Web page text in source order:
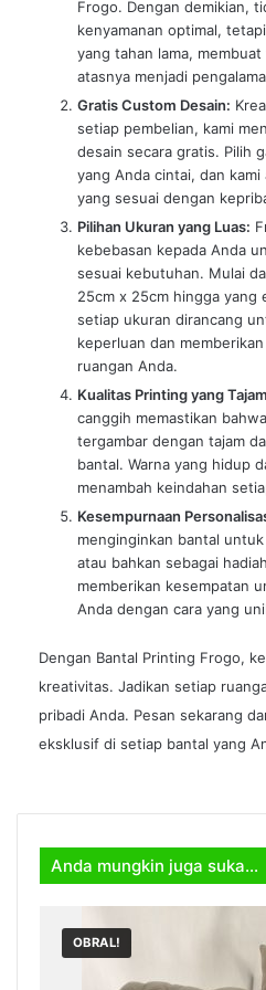
Frogo. Dengan demikian,
kenyamanan optimal,
yang tahan lama,
atasnya menjadi
Gratis Custom Desain:
setiap pembelian, kami
desain secara gratis. Pilih
yang Anda cintai, dan
yang sesuai dengan
Pilihan Ukuran yang Luas:
kebebasan kepada Anda
sesuai kebutuhan. Mulai
25cm x 25cm hingga yang
setiap ukuran dirancang
keperluan dan
ruangan Anda.
Kualitas Printing yang
canggih memastikan
tergambar dengan tajam
bantal. Warna yang hidup
menambah keindahan
Kesempurnaan
menginginkan bantal
atau bahkan sebagai
memberikan kesempatan
Anda dengan cara yang
Dengan Bantal Printing Frogo,
kreativitas. Jadikan setiap
pribadi Anda. Pesan sekarang
eksklusif di setiap bantal yang
Anda mungkin juga suka…
OBRAL!